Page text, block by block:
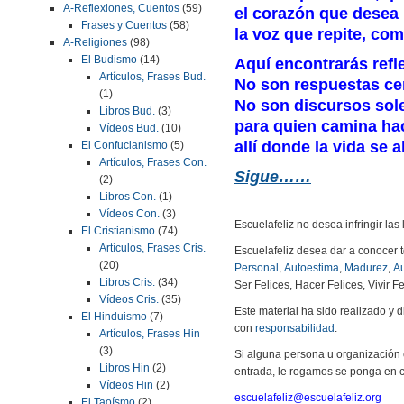
A-Reflexiones, Cuentos (59)
Frases y Cuentos (58)
A-Religiones (98)
El Budismo (14)
Artículos, Frases Bud.
(1)
Libros Bud. (3)
Vídeos Bud. (10)
El Confucianismo (5)
Artículos, Frases Con.
(2)
Libros Con. (1)
Vídeos Con. (3)
El Cristianismo (74)
Artículos, Frases Cris.
(20)
Libros Cris. (34)
Vídeos Cris. (35)
El Hinduismo (7)
Artículos, Frases Hin
(3)
Libros Hin (2)
Vídeos Hin (2)
el corazón que
la voz que repite,
Aquí encontrarás
No son respuestas
No son discursos
para quien camina
allí donde la vida se
Sigue……
Escuelafeliz no desea infringir
Escuelafeliz desea dar a
Personal , Autoestima, Madurez,
Ser Felices, Hacer Felices, Vivir
Este material ha sido realizado y
con responsabilidad .
Si alguna persona u
entrada, le rogamos se ponga en
escuelafeliz@escuelafeliz.org